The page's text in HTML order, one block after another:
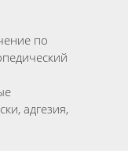
по
адгезия,